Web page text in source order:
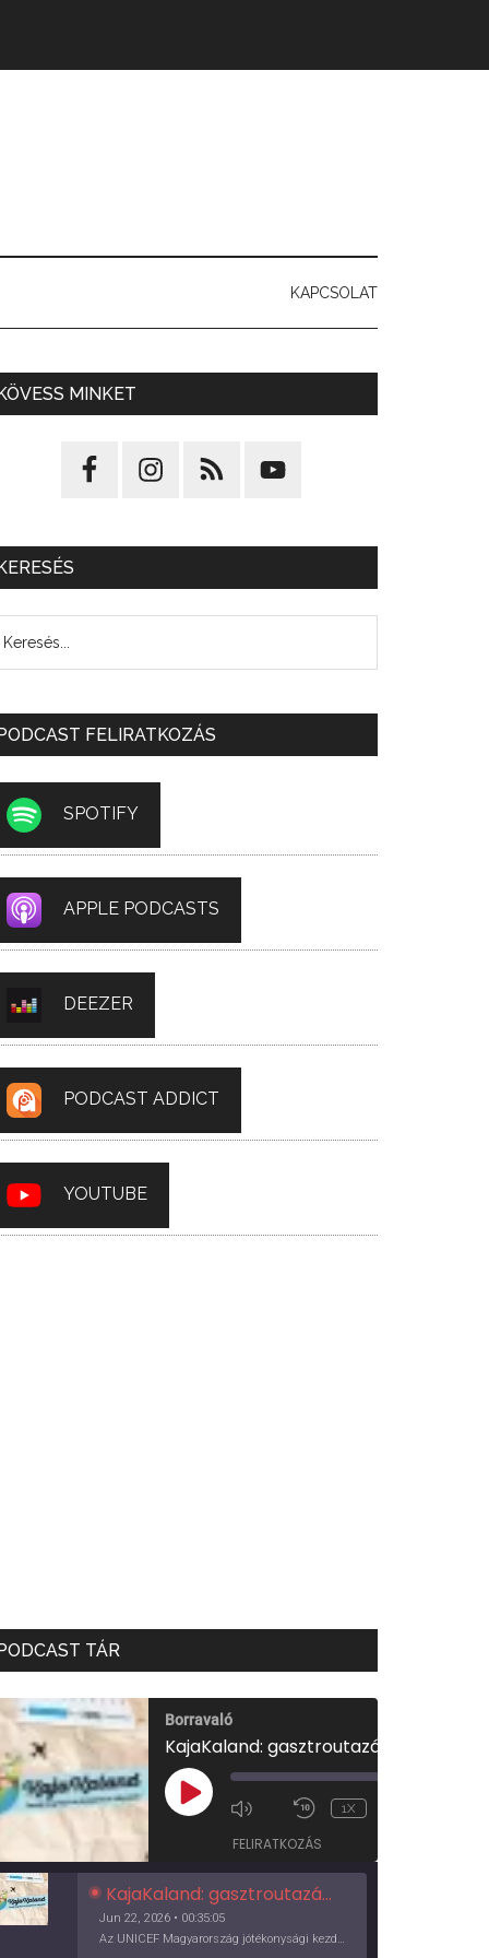
KAPCSOLAT
MINKET
FELIRATKOZÁS
SPOTIFY
APPLE PODCASTS
DEEZER
PODCAST ADDICT
YOUTUBE
TÁR
Borravaló
PLAY
EPISODE
1X
FELIRATKOZÁS
KajaKaland: gasztroutazás a föld körül
Jun 22, 2026 • 00:35:05
Az UNICEF Magyarország jótékonysági kezdeményezése izgalmas, egész éves világkörüli ízutazásra hív, igazi családi program és gasztroedukáció, illetve segítség a rászorulóknak is egyben.